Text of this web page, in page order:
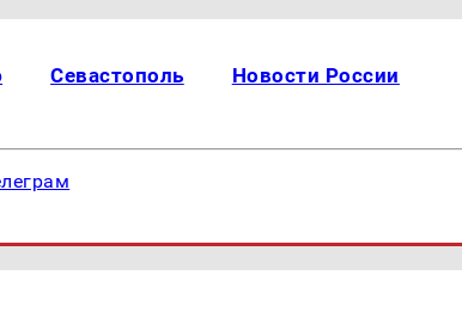
Севастополь Новости России